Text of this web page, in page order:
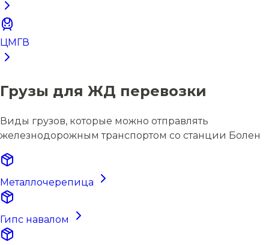
ЦМГВ
Грузы для ЖД перевозки
Виды грузов, которые можно отправлять
железнодорожным транспортом со станции Болен
Металлочерепица
Гипс навалом